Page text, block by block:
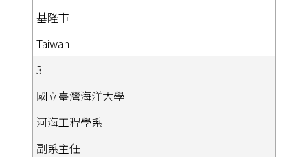
基隆市
Taiwan
3
國立臺灣海洋大學
河海工程學系
副系主任